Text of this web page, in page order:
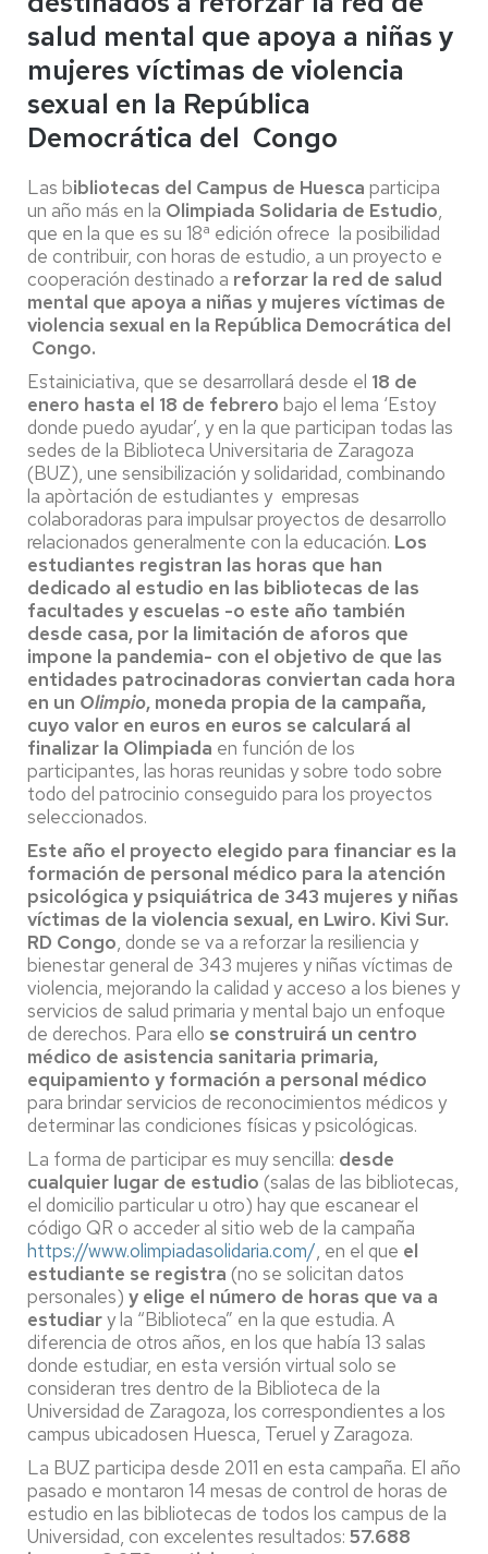
salud mental que apoya a niñas y
mujeres víctimas de violencia
sexual en la República
Democrática del Congo
Las bibliotecas del Campus de Huesca participa
un año más en la Olimpiada Solidaria de Estudio,
que en la que es su 18ª edición ofrece la posibilidad
de contribuir, con horas de estudio, a un proyecto e
cooperación destinado a reforzar la red de salud
mental que apoya a niñas y mujeres víctimas de
violencia sexual en la República Democrática del
Congo.
Estainiciativa, que se desarrollará desde el 18 de
enero hasta el 18 de febrero bajo el lema ‘Estoy
donde puedo ayudar’, y en la que participan todas las
sedes de la Biblioteca Universitaria de Zaragoza
(BUZ), une sensibilización y solidaridad, combinando
la apòrtación de estudiantes y empresas
colaboradoras para impulsar proyectos de desarrollo
relacionados generalmente con la educación. Los
estudiantes registran las horas que han
dedicado al estudio en las bibliotecas de las
facultades y escuelas -o este año también
desde casa, por la limitación de aforos que
impone la pandemia- con el objetivo de que las
entidades patrocinadoras conviertan cada hora
en un Olimpio, moneda propia de la campaña,
cuyo valor en euros en euros se calculará al
finalizar la Olimpiada en función de los
participantes, las horas reunidas y sobre todo sobre
todo del patrocinio conseguido para los proyectos
seleccionados.
Este año el proyecto elegido para financiar es la
formación de personal médico para la atención
psicológica y psiquiátrica de 343 mujeres y niñas
víctimas de la violencia sexual, en Lwiro. Kivi Sur.
RD Congo, donde se va a reforzar la resiliencia y
bienestar general de 343 mujeres y niñas víctimas de
violencia, mejorando la calidad y acceso a los bienes y
servicios de salud primaria y mental bajo un enfoque
de derechos. Para ello se construirá un centro
médico de asistencia sanitaria primaria,
equipamiento y formación a personal médico
para brindar servicios de reconocimientos médicos y
determinar las condiciones físicas y psicológicas.
La forma de participar es muy sencilla: desde
cualquier lugar de estudio (salas de las bibliotecas,
el domicilio particular u otro) hay que escanear el
código QR o acceder al sitio web de la campaña
https://www.olimpiadasolidaria.com/, en el que el
estudiante se registra (no se solicitan datos
personales) y elige el número de horas que va a
estudiary la “Biblioteca” en la que estudia. A
diferencia de otros años, en los que había 13 salas
donde estudiar, en esta versión virtual solo se
consideran tres dentro de la Biblioteca de la
Universidad de Zaragoza, los correspondientes a los
campus ubicadosen Huesca, Teruel y Zaragoza.
La BUZ participa desde 2011 en esta campaña. El año
pasado e montaron 14 mesas de control de horas de
estudio en las bibliotecas de todos los campus de la
Universidad, con excelentes resultados: 57.688